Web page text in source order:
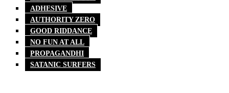
ADHESIVE
AUTHORITY ZERO
GOOD RIDDANCE
NO FUN AT ALL
PROPAGANDHI
SATANIC SURFERS